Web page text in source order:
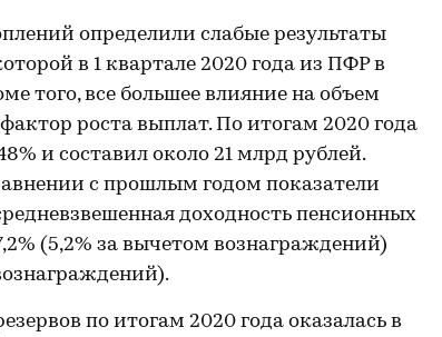
определили слабые результаты
в 1 квартале 2020 года из ПФР в
того, все большее влияние на объем
роста выплат. По итогам 2020 года
и составил около 21 млрд рублей.
с прошлым годом показатели
доходность пенсионных
(5,2% за вычетом вознаграждений)
по итогам 2020 года оказалась в